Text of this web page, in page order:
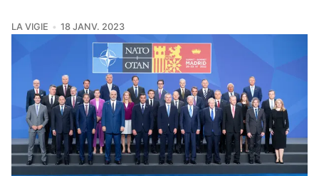
LA VIGIE 18 JANV. 2023